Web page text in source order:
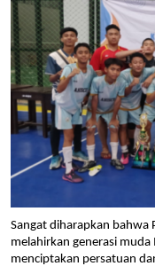
Sangat diharapkan bahwa
melahirkan generasi
menciptakan persatuan